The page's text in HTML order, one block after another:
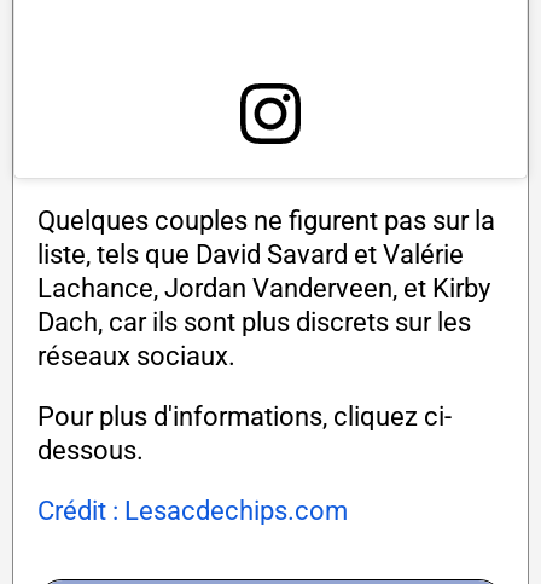
Quelques couples ne figurent pas sur la
liste, tels que David Savard et Valérie
Lachance, Jordan Vanderveen, et Kirby
Dach, car ils sont plus discrets sur les
réseaux sociaux.
Pour plus d'informations, cliquez ci-
dessous.
Crédit : Lesacdechips.com